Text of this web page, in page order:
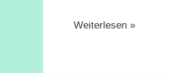
Fragen
Weiterlesen »